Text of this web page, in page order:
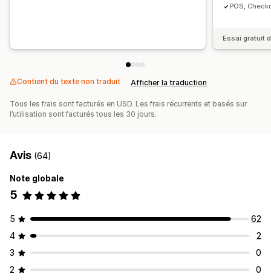
POS,
Essai gratuit
Contient du texte non traduit Afficher la traduction
Tous les frais sont facturés en USD. Les frais récurrents et basés sur
l’utilisation sont facturés tous les 30 jours.
Avis (64)
Note globale
5
5
62
4
2
3
0
2
0